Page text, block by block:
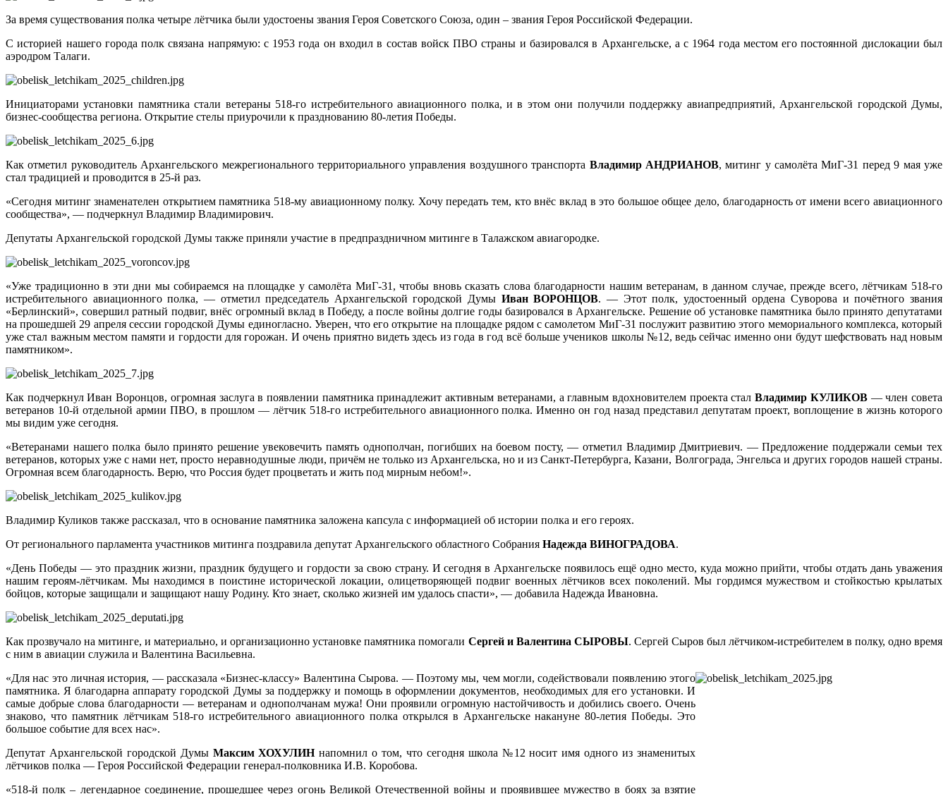
За время существования полка четыре лётчика были удостоены звания Героя Советского Союза, один – звания Героя Российской Федерации.
С историей нашего города полк связана напрямую: с 1953 года он входил в состав войск ПВО страны и базировался в Архангельске, а с 1964 года местом его постоянной дислокации был
аэродром Талаги.
Инициаторами установки памятника стали ветераны 518-го истребительного авиационного полка, и в этом они получили поддержку авиапредприятий, Архангельской городской Думы,
бизнес-сообщества региона. Открытие стелы приурочили к празднованию 80-летия Победы.
Как отметил руководитель Архангельского межрегионального территориального управления воздушного транспорта Владимир АНДРИАНОВ, митинг у самолёта МиГ-31 перед 9 мая уже
стал традицией и проводится в 25-й раз.
«Сегодня митинг знаменателен открытием памятника 518-му авиационному полку. Хочу передать тем, кто внёс вклад в это большое общее дело, благодарность от имени всего авиационного
сообщества», — подчеркнул Владимир Владимирович.
Депутаты Архангельской городской Думы также приняли участие в предпраздничном митинге в Талажском авиагородке.
«Уже традиционно в эти дни мы собираемся на площадке у самолёта МиГ-31, чтобы вновь сказать слова благодарности нашим ветеранам, в данном случае, прежде всего, лётчикам 518-го
истребительного авиационного полка, — отметил председатель Архангельской городской Думы Иван ВОРОНЦОВ. — Этот полк, удостоенный ордена Суворова и почётного звания
«Берлинский», совершил ратный подвиг, внёс огромный вклад в Победу, а после войны долгие годы базировался в Архангельске. Решение об установке памятника было принято депутатами
на прошедшей 29 апреля сессии городской Думы единогласно. Уверен, что его открытие на площадке рядом с самолетом МиГ-31 послужит развитию этого мемориального комплекса, который
уже стал важным местом памяти и гордости для горожан. И очень приятно видеть здесь из года в год всё больше учеников школы №12, ведь сейчас именно они будут шефствовать над новым
памятником».
Как подчеркнул Иван Воронцов, огромная заслуга в появлении памятника принадлежит активным ветеранами, а главным вдохновителем проекта сталВладимир КУЛИКОВ— член совета
ветеранов 10-й отдельной армии ПВО, в прошлом — лётчик 518-го истребительного авиационного полка. Именно он год назад представил депутатам проект, воплощение в жизнь которого
мы видим уже сегодня.
«Ветеранами нашего полка было принято решение увековечить память однополчан, погибших на боевом посту, — отметил Владимир Дмитриевич. — Предложение поддержали семьи тех
ветеранов, которых уже с нами нет, просто неравнодушные люди, причём не только из Архангельска, но и из Санкт-Петербурга, Казани, Волгограда, Энгельса и других городов нашей страны.
Огромная всем благодарность. Верю, что Россия будет процветать и жить под мирным небом!».
Владимир Куликов также рассказал, что в основание памятника заложена капсула с информацией об истории полка и его героях.
От регионального парламента участников митинга поздравила депутат Архангельского областного Собрания Надежда ВИНОГРАДОВА.
«День Победы — это праздник жизни, праздник будущего и гордости за свою страну. И сегодня в Архангельске появилось ещё одно место, куда можно прийти, чтобы отдать дань уважения
нашим героям-лётчикам. Мы находимся в поистине исторической локации, олицетворяющей подвиг военных лётчиков всех поколений. Мы гордимся мужеством и стойкостью крылатых
бойцов, которые защищали и защищают нашу Родину. Кто знает, сколько жизней им удалось спасти», — добавила Надежда Ивановна.
Как прозвучало на митинге, и материально, и организационно установке памятника помогали Сергей и Валентина СЫРОВЫ. Сергей Сыров был лётчиком-истребителем в полку, одно время
с ним в авиации служила и Валентина Васильевна.
«Для нас это личная история, — рассказала «Бизнес-классу» Валентина Сырова. — Поэтому мы, чем могли, содействовали появлению этого
памятника. Я благодарна аппарату городской Думы за поддержку и помощь в оформлении документов, необходимых для его установки. И
самые добрые слова благодарности — ветеранам и однополчанам мужа! Они проявили огромную настойчивость и добились своего. Очень
знаково, что памятник лётчикам 518-го истребительного авиационного полка открылся в Архангельске накануне 80-летия Победы. Это
большое событие для всех нас».
Депутат Архангельской городской Думы Максим ХОХУЛИНнапомнил о том, что сегодня школа №12 носит имя одного из знаменитых
лётчиков полка — Героя Российской Федерации генерал-полковника И.В. Коробова.
«518-й полк – легендарное соединение, прошедшее через огонь Великой Отечественной войны и проявившее мужество в боях за взятие